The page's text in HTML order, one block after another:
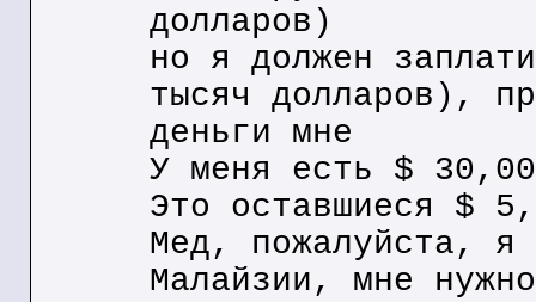
долларов)
но я должен
тысяч долларов),
деньги мне
У меня есть $
Это оставшиеся $
Мед, пожалуйста, я
Малайзии, мне